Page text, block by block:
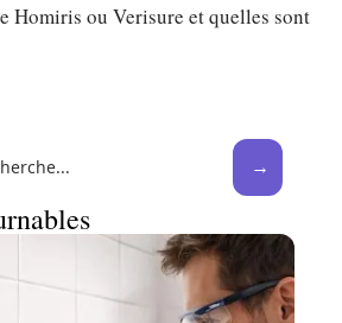
Homiris ou Verisure et quelles sont